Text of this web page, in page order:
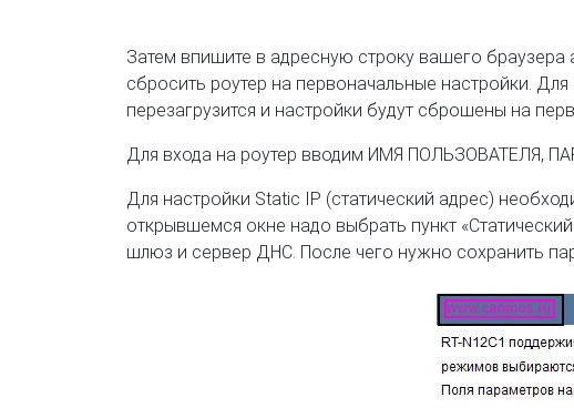
Затем впишите в адресную строку вашего браузера
сбросить роутер на первоначальные настройки.
перезагрузится и настройки будут сброшены на
Для входа на роутер вводим ИМЯ ПОЛЬЗОВАТЕЛЯ,
Для настройки Static IP (статический адрес)
открывшемся окне надо выбрать пункт
шлюз и сервер ДНС. После чего нужно сохранить